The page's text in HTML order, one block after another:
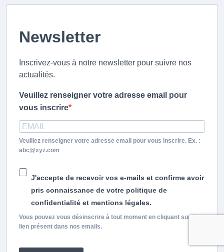
Newsletter
Inscrivez-vous à notre newsletter pour suivre nos
actualités.
Veuillez renseigner votre adresse email pour
vous inscrire
Veuillez renseigner votre adresse email pour vous inscrire. Ex. :
abc@xyz.com
J'accepte de recevoir vos e-mails et confirme avoir
pris connaissance de votre politique de
confidentialité et mentions légales.
Vous pouvez vous désinscrire à tout moment en cliquant sur le
lien présent dans nos emails.